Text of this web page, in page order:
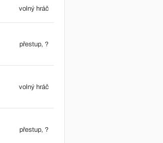
volný hráč
přestup, ?
volný hráč
přestup, ?